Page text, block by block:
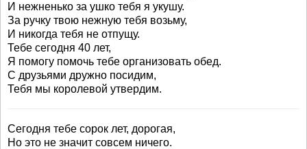
И нежненько за ушко тебя я укушу.
За ручку твою нежную тебя возьму,
И никогда тебя не отпущу.
Тебе сегодня 40 лет,
Я помогу помочь тебе организовать обед.
С друзьями дружно посидим,
Тебя мы королевой утвердим.
Сегодня тебе сорок лет, дорогая,
Но это не значит совсем ничего.